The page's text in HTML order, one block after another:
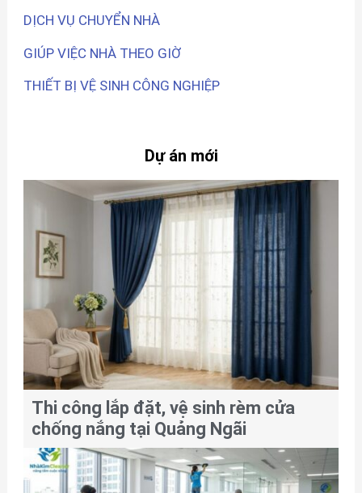
DỊCH VỤ CHUYỂN NHÀ
GIÚP VIỆC NHÀ THEO GIỜ
THIẾT BỊ VỆ SINH CÔNG NGHIỆP
Dự án mới
Thi công lắp đặt, vệ sinh rèm cửa
chống nắng tại Quảng Ngãi